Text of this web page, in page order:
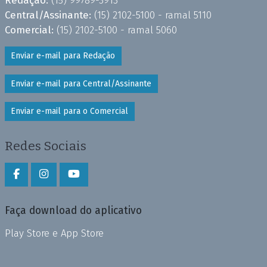
Central/Assinante: (15) 2102-5100 - ramal 5110
Comercial: (15) 2102-5100 - ramal 5060
Enviar e-mail para Redação
Enviar e-mail para Central/Assinante
Enviar e-mail para o Comercial
Redes Sociais
Faça download do aplicativo
Play Store e App Store